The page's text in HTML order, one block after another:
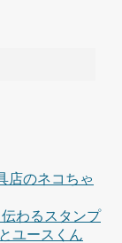
店のネコちゃ
わるスタンプ
ユースくん